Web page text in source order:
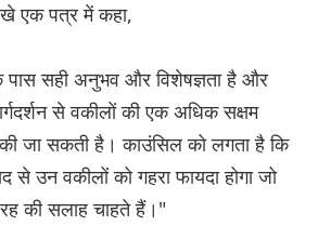
एक पत्र में कहा,
पास सही अनुभव और विशेषज्ञता है और
से वकीलों की एक अधिक सक्षम
की जा सकती है। काउंसिल को लगता है कि
से उन वकीलों को गहरा फायदा होगा जो
की सलाह चाहते हैं।"